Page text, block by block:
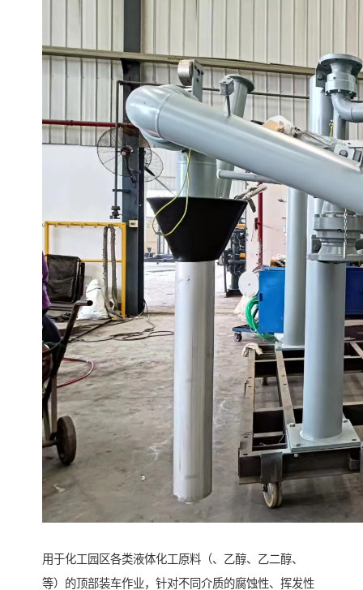
用于化工园区各类液体化工原料（、乙醇、乙二醇、
等）的顶部装车作业，针对不同介质的腐蚀性、挥发性